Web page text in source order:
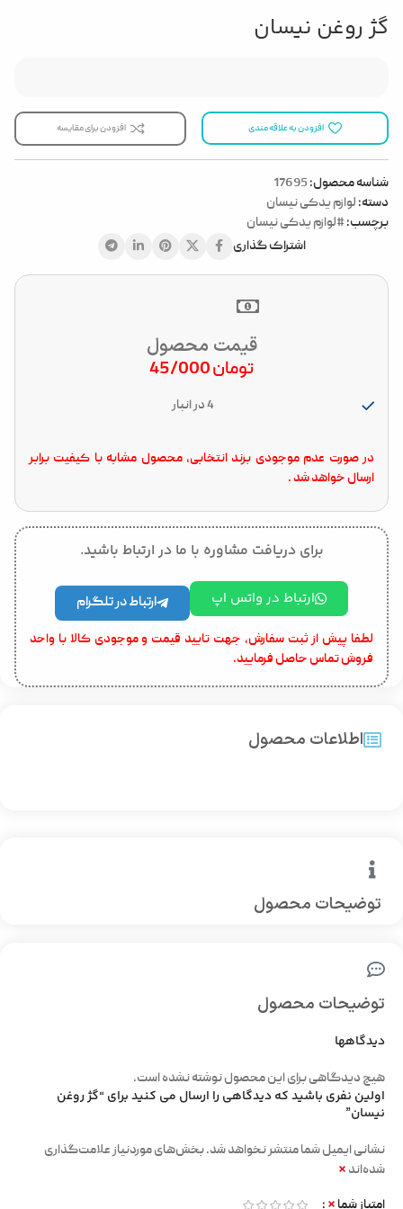
گژ روغن نیسان
افزودن به علاقه مندی افزودن برای مقایسه
شناسه محصول:17695
دسته: لوازم یدکی نیسان
برچسب:#لوازم یدکی نیسان
اشتراک گذاری
قیمت محصول
تومان
4 در انبار
در صورت عدم موجودی برند انتخابی، محصول مشابه با کیفیت برابر
ارسال خواهد شد .
برای دریافت مشاوره با ما در ارتباط باشید.
ارتباط در واتس اپ ارتباط در تلگرام
لطفا پیش از ثبت سفارش، جهت تایید قیمت و موجودی کالا با واحد
فروش تماس حاصل فرمایید.
توضیحات محصول
اطلاعات محصول
توضیحات محصول
دیدگاهها
هیچ دیدگاهی برای این محصول نوشته نشده است.
اولین نفری باشید که دیدگاهی را ارسال می کنید برای “گژ روغن
نیسان”
نشانی ایمیل شما منتشر نخواهد شد.بخش‌های موردنیاز علامت‌گذاری
شده‌اند *